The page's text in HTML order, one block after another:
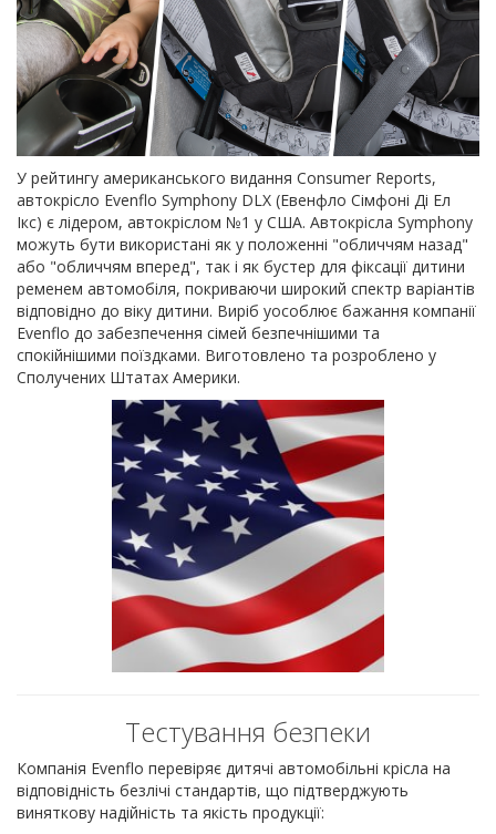
У рейтингу американського видання Consumer Reports,
автокрісло Evenflo Symphony DLX (Евенфло Сімфоні Ді Ел
Ікс) є лідером, автокріслом №1 у США. Автокрісла Symphony
можуть бути використані як у положенні "обличчям назад"
або "обличчям вперед", так і як бустер для фіксації дитини
ременем автомобіля, покриваючи широкий спектр варіантів
відповідно до віку дитини. Виріб уособлює бажання компанії
Evenflo до забезпечення сімей безпечнішими та
спокійнішими поїздками. Виготовлено та розроблено у
Сполучених Штатах Америки.
Тестування безпеки
Компанія Evenflo перевіряє дитячі автомобільні крісла на
відповідність безлічі стандартів, що підтверджують
виняткову надійність та якість продукції: